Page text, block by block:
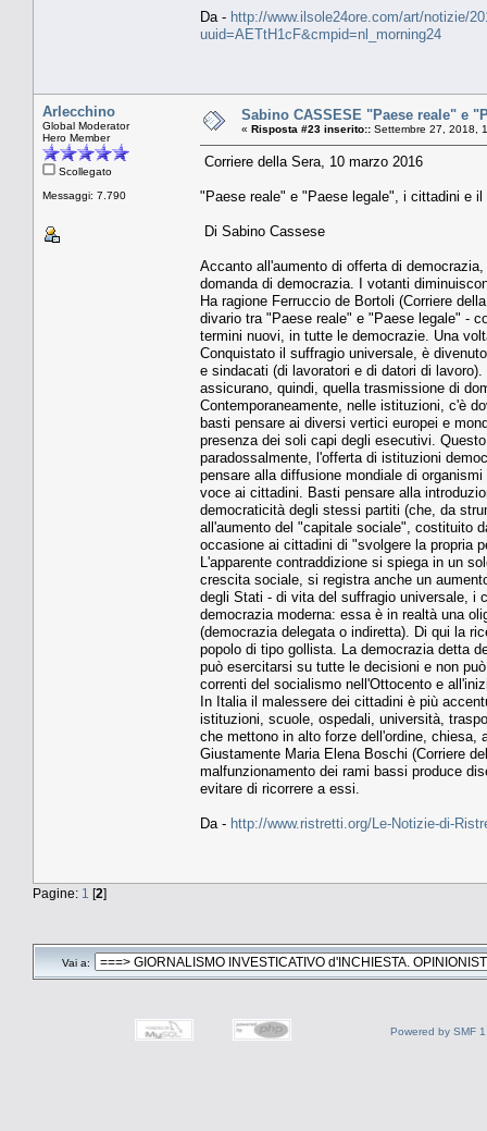
Da - http://www.ilsole24ore.com/art/notizie/
uuid=AETtH1cF&cmpid=nl_morning24
Arlecchino
Global Moderator
Hero Member
Scollegato
Messaggi: 7.790
Sabino CASSESE "Paese reale" e
« Risposta #23 inserito:: Settembre 27, 2018,
Corriere della Sera, 10 marzo 2016
"Paese reale" e "Paese legale", i cittadini e il
Di Sabino Cassese
Accanto all'aumento di offerta di
domanda di democrazia. I votanti
Ha ragione Ferruccio de Bortoli (Corriere
divario tra "Paese reale" e "Paese legale" -
termini nuovi, in tutte le democrazie. Una
Conquistato il suffragio universale, è
e sindacati (di lavoratori e di datori di
assicurano, quindi, quella trasmissione di
Contemporaneamente, nelle istituzioni, c'è
basti pensare ai diversi vertici europei e
presenza dei soli capi degli esecutivi.
paradossalmente, l'offerta di istituzioni
pensare alla diffusione mondiale di
voce ai cittadini. Basti pensare alla
democraticità degli stessi partiti (che, da
all'aumento del "capitale sociale", costituito
occasione ai cittadini di "svolgere la propria
L'apparente contraddizione si spiega in un
crescita sociale, si registra anche un
degli Stati - di vita del suffragio universale, i
democrazia moderna: essa è in realtà una
(democrazia delegata o indiretta). Di qui la
popolo di tipo gollista. La democrazia detta
può esercitarsi su tutte le decisioni e non
correnti del socialismo nell'Ottocento e
In Italia il malessere dei cittadini è più
istituzioni, scuole, ospedali, università,
che mettono in alto forze dell'ordine,
Giustamente Maria Elena Boschi (Corriere
malfunzionamento dei rami bassi produce
evitare di ricorrere a essi.
Da - http://www.ristretti.org/Le-Notizie-di-
Pagine: 1 [2]
Vai a:
Powered by SMF